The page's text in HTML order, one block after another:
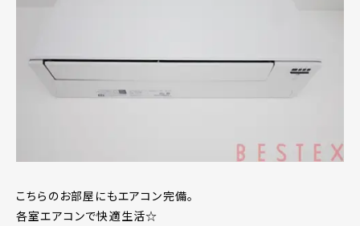
こちらのお部屋にもエアコン完備。
各室エアコンで快適生活☆